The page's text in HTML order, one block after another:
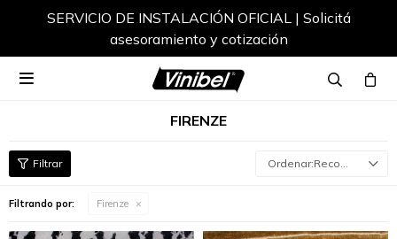
SERVICIO DE INSTALACIÓN OFICIAL | Solicitá
asesoramiento y cotización

FIRENZE
Recomendados
Filtrando por: Firenze